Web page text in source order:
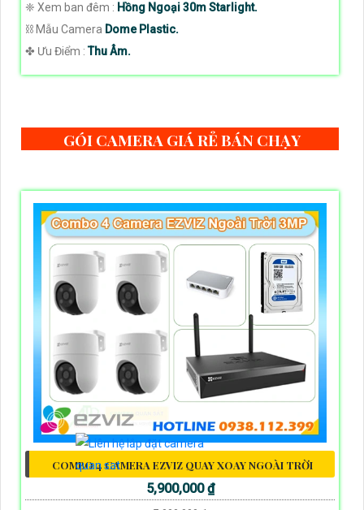
❈ Xem ban đêm : Hồng Ngoại 30m Starlight.
⛓ Mẫu Camera Dome Plastic.
️✤ Ưu Điểm :Thu Âm.
GÓI CAMERA GIÁ RẺ BÁN CHẠY
COMBO 4 CAMERA EZVIZ QUAY XOAY NGOÀI TRỜI
5,900,000 ₫